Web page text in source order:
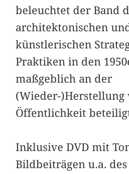
beleuchtet der Band
architektonischen
künstlerischen
Praktiken in den
maßgeblich an der
(Wieder-)Herstellung
Öffentlichkeit
Inklusive DVD mit
Bildbeiträgen u.a. des